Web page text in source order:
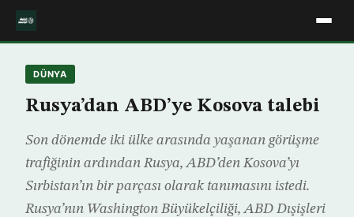
DÜNYA
Rusya’dan ABD’ye Kosova talebi
Son dönemde iki ülke arasında yaşanan görüşme
trafiğinin ardından Rusya, ABD’den Kosova’yı
Sırbistan’ın bir parçası olarak tanımasını istedi.
Rusya’nın Washington Büyükelçiliği, ABD Dışişleri